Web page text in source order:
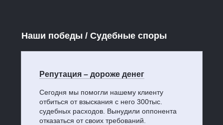
Наши победы / Судебные споры
Репутация – дороже денег
Сегодня мы помогли нашему клиенту
отбиться от взыскания с него 300тыс.
судебных расходов. Вынудили оппонента
отказаться от своих требований.